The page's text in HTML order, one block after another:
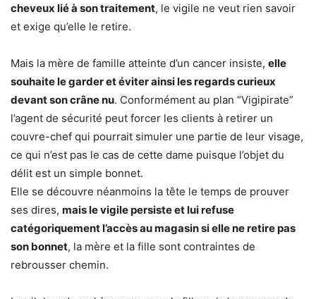
cheveux lié à son traitement, le vigile ne veut rien savoir
et exige qu’elle le retire.
Mais la mère de famille atteinte d’un cancer insiste, elle
souhaite le garder et éviter ainsi les regards curieux
devant son crâne nu. Conformément au plan “Vigipirate”
l’agent de sécurité peut forcer les clients à retirer un
couvre-chef qui pourrait simuler une partie de leur visage,
ce qui n’est pas le cas de cette dame puisque l’objet du
délit est un simple bonnet.
Elle se découvre néanmoins la tête le temps de prouver
ses dires, mais le vigile persiste et lui refuse
catégoriquement l’accès au magasin si elle ne retire pas
son bonnet, la mère et la fille sont contraintes de
rebrousser chemin.